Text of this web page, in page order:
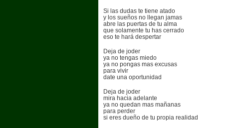
Si las dudas te tiene atado
y los sueños no llegan jamas
abre las puertas de tu alma
que solamente tu has cerrado
eso te hará despertar
Deja de joder
ya no tengas miedo
ya no pongas mas excusas
para vivir
date una oportunidad
Deja de joder
mira hacia adelante
ya no quedan mas mañanas
para perder
si eres dueño de tu propia realidad